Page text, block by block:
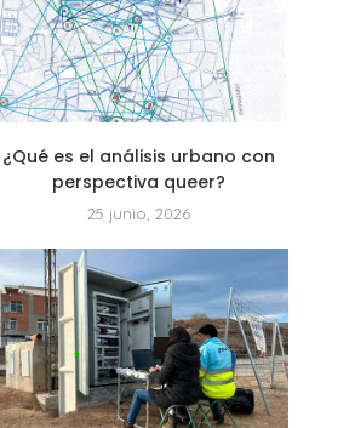
¿Qué es el análisis urbano con
perspectiva queer?
25 junio, 2026